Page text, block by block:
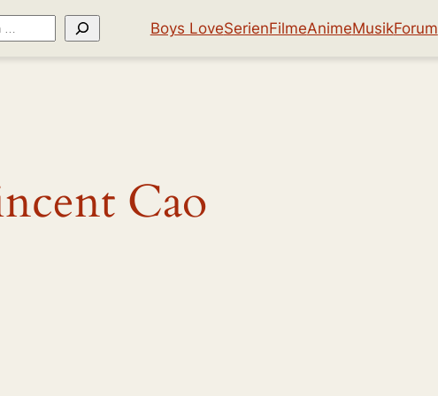
Boys LoveSerienFilmeAnimeMusikForum
Cao